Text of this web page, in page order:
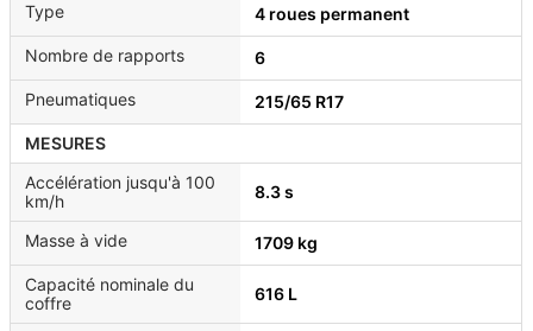
Type
4 roues permanent
Nombre de rapports 6
Pneumatiques 215/65 R17
MESURES
Accélération jusqu'à 100
km/h
8.3 s
Masse à vide 1709 kg
Capacité nominale du
coffre
616 L